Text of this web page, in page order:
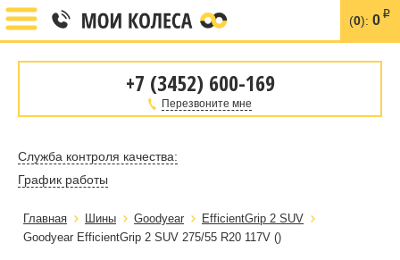
(0): 0 i
+7 (3452) 600-169
Перезвоните мне
Служба контроля качества:
График работы
Главная Шины Goodyear
EfficientGrip 2 SUV
Goodyear EfficientGrip 2 SUV 275/55 R20 117V ()